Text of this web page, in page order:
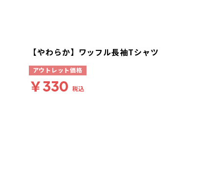
【やわらか】ワッフル長袖Tシャツ
アウトレット価格
￥330 税込